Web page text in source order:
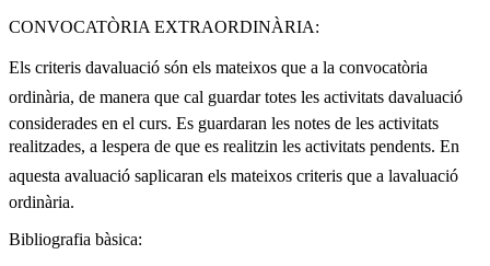
CONVOCATÒRIA EXTRAORDINÀRIA:
Els criteris davaluació són els mateixos que a la convocatòria
ordinària, de manera que cal guardar totes les activitats davaluació
considerades en el curs. Es guardaran les notes de les activitats
realitzades, a lespera de que es realitzin les activitats pendents. En
aquesta avaluació saplicaran els mateixos criteris que a lavaluació
ordinària.
Bibliografia bàsica: